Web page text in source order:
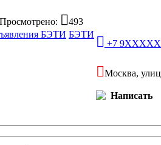
Просмотрено:
493
БЭТИ
+7
Москва,
Написать